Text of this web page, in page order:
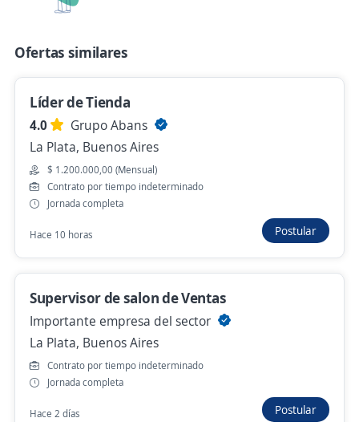
Hace 2 horas
Cajeros
4,0
Suministra SRL
Dolores, Buenos Aires
$ 1.135.000,00 (Mensual)
Se precisa Urgente
Asistente de Servicios Payway para
Comercios, Trenque Lauquen y la zona.
Siscard
Trenque Lauquen, Buenos Aires
Hace 2 horas
Ofertas similares
Líder de Tienda
4.0
Grupo Abans
La Plata, Buenos Aires
$ 1.200.000,00 (Mensual)
Contrato por tiempo indeterminado
Jornada completa
Hace 10 horas Postular
Supervisor de salon de Ventas
Importante empresa del sector
La Plata, Buenos Aires
Contrato por tiempo indeterminado
Jornada completa
Hace 2 días Postular